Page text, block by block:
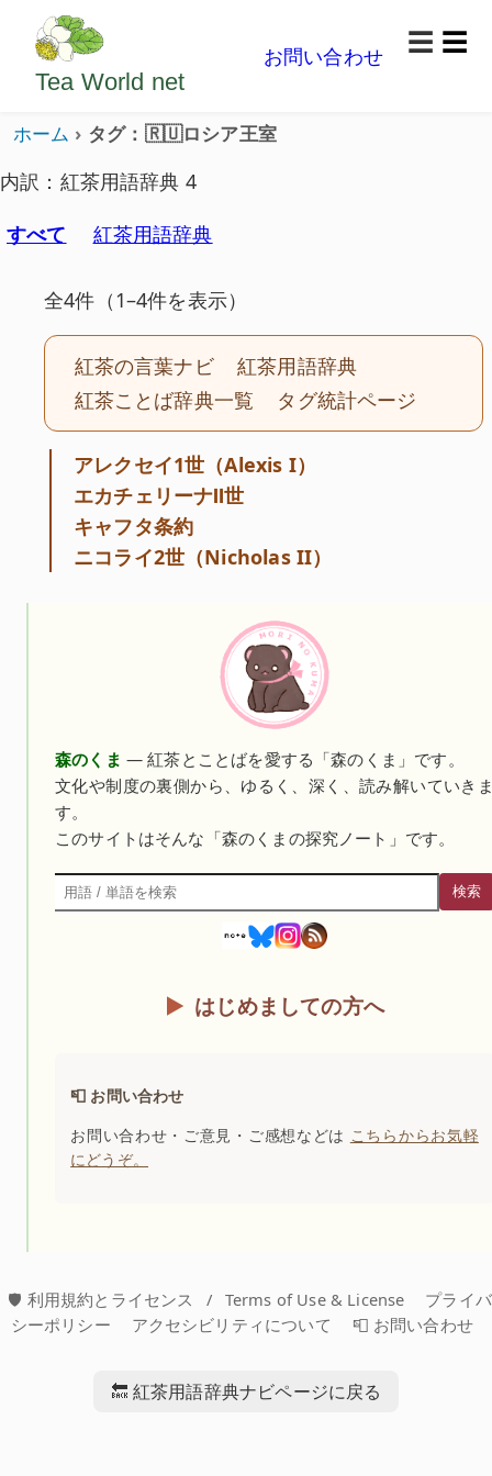
ようこそいらっしゃいました。どうぞごゆっくり楽
Tea World net
お問い合わせ
☰
ホーム タグ：🇷🇺ロシア王室
内訳：紅茶用語辞典 4
すべて
紅茶用語辞典
全4件（1–4件を表示）
紅茶の言葉ナビ
紅茶用語辞典
紅茶ことば辞典一覧
タグ統計ページ
アレクセイ1世（Alexis I）
エカチェリーナⅡ世
キャフタ条約
ニコライ2世（Nicholas II）
森のくま — 紅茶とことばを愛する「森のくま」です。
文化や制度の裏側から、ゆるく、深く、読み解いていき
す。
このサイトはそんな「森のくまの探究ノート」です。
検索
検索
はじめましての方へ
📮 お問い合わせ
お問い合わせ・ご意見・ご感想などは こちらからお気軽
にどうぞ。
🛡️ 利用規約とライセンス / Terms of Use & License
プライバ
シーポリシー
アクセシビリティについて 📮 お問い合わせ
🔙 紅茶用語辞典ナビページに戻る